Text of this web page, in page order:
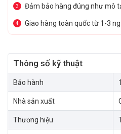
3 Đảm bảo hàng đúng như mô
4 Giao hàng toàn quốc từ 1-3
Thông số kỹ thuật
Bảo hành
Nhà sản xuất
Thương hiệu